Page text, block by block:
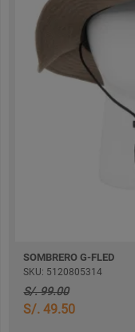
SOMBRERO G-FLED
SKU: 5120805314
S/. 99.00
S/. 49.50